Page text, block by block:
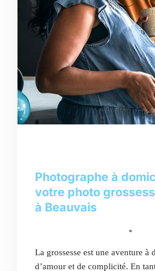
Photographe à
votre photo
à Beauvais
*
La grossesse est une aventure à
d’amour et de complicité. En